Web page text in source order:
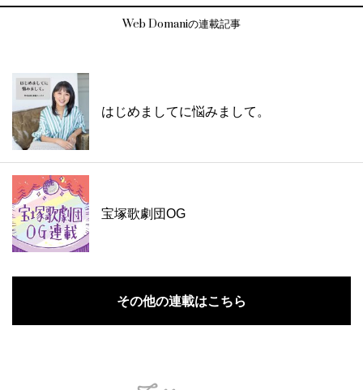
Web Domaniの連載記事
はじめましてに悩みまして。
宝塚歌劇団OG
その他の連載はこちら